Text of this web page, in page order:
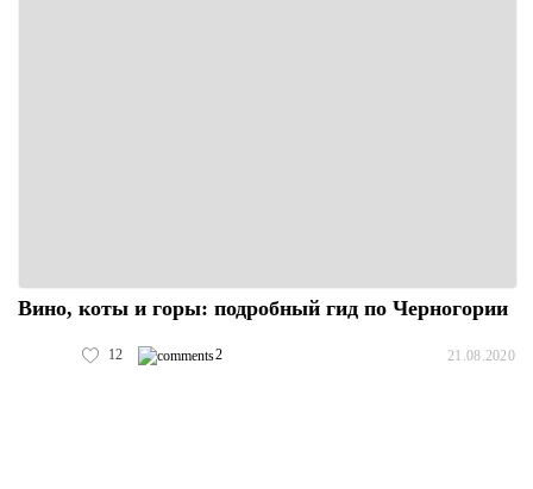
Вино, коты и горы: подробный гид по Черногории
12 2 21.08.2020